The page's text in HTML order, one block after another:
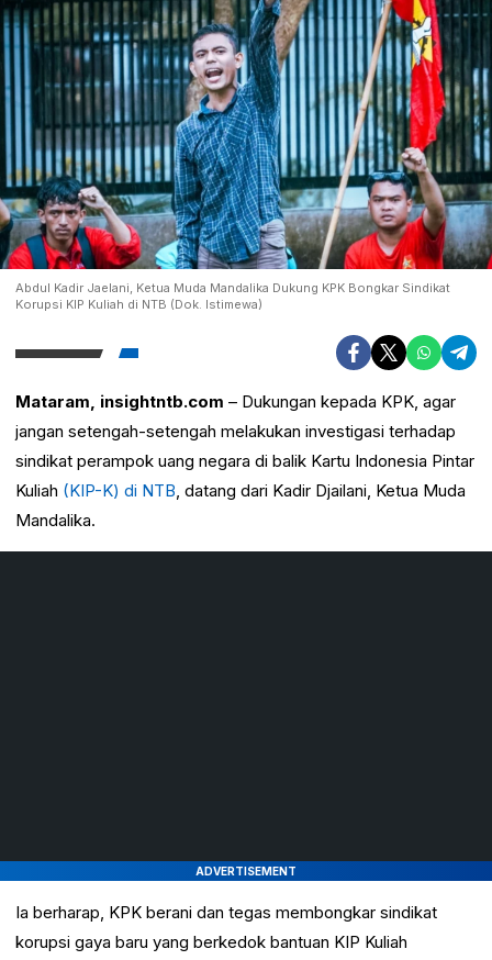
Abdul Kadir Jaelani, Ketua Muda Mandalika Dukung KPK Bongkar Sindikat
Korupsi KIP Kuliah di NTB (Dok. Istimewa)
Mataram, insightntb.com – Dukungan kepada KPK, agar
jangan setengah-setengah melakukan investigasi terhadap
sindikat perampok uang negara di balik Kartu Indonesia Pintar
Kuliah (KIP-K) di NTB, datang dari Kadir Djailani, Ketua Muda
Mandalika.
ADVERTISEMENT
Ia berharap, KPK berani dan tegas membongkar sindikat
korupsi gaya baru yang berkedok bantuan KIP Kuliah